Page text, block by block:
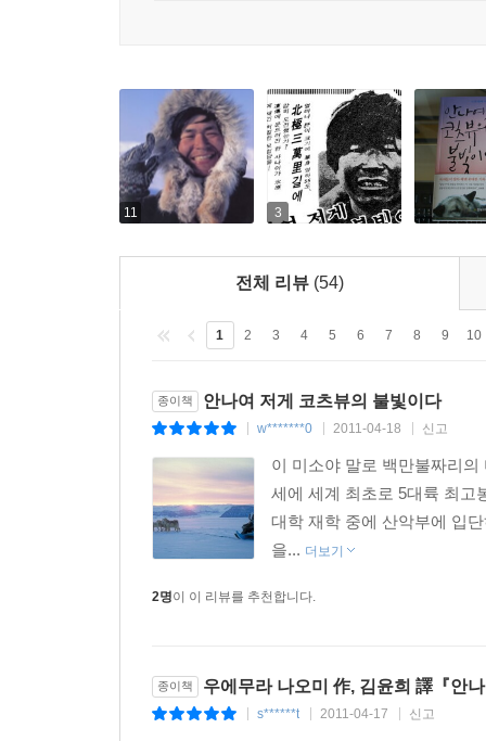
이제는 사라지고 없는 남자의 생생한 일기, 12년만
왜 지금 다시 그를 기억해내야 하는가?
“우에무라 나오미는 1984년 맥킨리 등정을 하다
그의 영혼은 지금도 어느 설원 위를 달리고 있을
가상의 세계에서 꿈만 꾸며 현실의 땅은 제대로
표상이다. 치열하게 아등바등 사는 삶이지만
이 책을 덮고 나면 당신 앞의 난관들이 사소해보일
가슴을 데우고, 다시 도전하라.
“이 책은 산에 대한 환상을 갖게 하는 책이 아니
진솔함에 마음이 시큰해지며, 한번쯤 일상 속의
말을 탄생시켰다. 그는 그 말들을 찬찬히 기록
서늘하게, 하지만 뜨겁게 당신 가슴에 내려앉을 것
11 3
전체 리뷰 (54)
1 2 3 4 5 6 7 8 9 10
종이책 안나여 저게 코츠뷰의 불빛이다
w*******0 2011-04-18 신고
이 미소야 말로 백만불짜리
세에 세계 최초로 5대륙 최고
대학 재학 중에 산악부에 입
을... 더보기
2명이 이 리뷰를 추천합니다.
종이책 우에무라 나오미 作, 김윤희 譯『안
s******t 2011-04-17 신고